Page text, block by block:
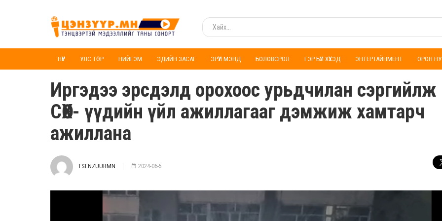
НҮҮР УЛС ТӨР НИЙГЭМ ЭДИЙН ЗАСАГ ЭРҮҮЛ МЭНД БОЛОВСРОЛ ГЭР БҮЛ ХҮҮХЭД ЭНТЕРТАЙНМЕНТ ОРОН
Иргэдээ эрсдэлд орохоос урьдчилан сэргийлж
СӨХ- үүдийн үйл ажиллагааг дэмжиж хамтарч
ажиллана
TSENZUURMN 2024-06-5